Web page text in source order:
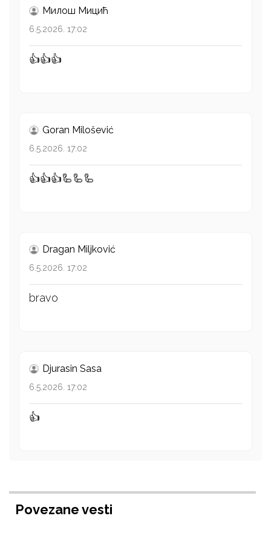
Милош Mицић
6.5.2026. 17:02
👍👍👍
Goran Milošević
6.5.2026. 17:02
👍👍👍🦾🦾🦾
Dragan Miljković
6.5.2026. 17:02
bravo
Djurasin Sasa
6.5.2026. 17:02
👍
Povezane vesti